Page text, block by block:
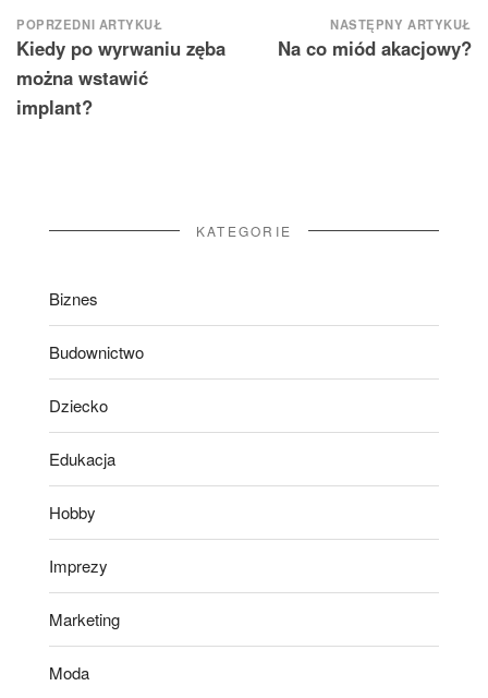
Nawigacja
wpisu
POPRZEDNI ARTYKUŁ
Kiedy po wyrwaniu zęba
można wstawić
implant?
NASTĘPNY ARTYKUŁ
Na co miód akacjowy?
KATEGORIE
Biznes
Budownictwo
Dziecko
Edukacja
Hobby
Imprezy
Marketing
Moda